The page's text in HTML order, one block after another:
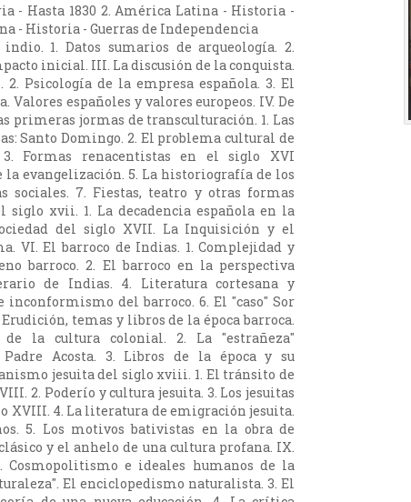
- Hasta 1830 2. América Latina - Historia -
- Historia - Guerras de Independencia
1. Datos sumarios de arqueología. 2.
inicial. III. La discusión de la conquista.
2. Psicología de la empresa española. 3. El
Valores españoles y valores europeos. IV. De
primeras jormas de transculturación. 1. Las
Santo Domingo. 2. El problema cultural de
Formas renacentistas en el siglo XVI
la evangelización. 5. La historiografía de los
sociales. 7. Fiestas, teatro y otras formas
siglo xvii. 1. La decadencia española en la
del siglo XVII. La Inquisición y el
VI. El barroco de Indias. 1. Complejidad y
barroco. 2. El barroco en la perspectiva
de Indias. 4. Literatura cortesana y
inconformismo del barroco. 6. El "caso" Sor
temas y libros de la época barroca.
la cultura colonial. 2. La "estrañeza"
Acosta. 3. Libros de la época y su
jesuita del siglo xviii. 1. El tránsito de
2. Poderío y cultura jesuita. 3. Los jesuitas
XVIII. 4. La literatura de emigración jesuita.
5. Los motivos bativistas en la obra de
y el anhelo de una cultura profana. IX.
Cosmopolitismo e ideales humanos de la
El enciclopedismo naturalista. 3. El